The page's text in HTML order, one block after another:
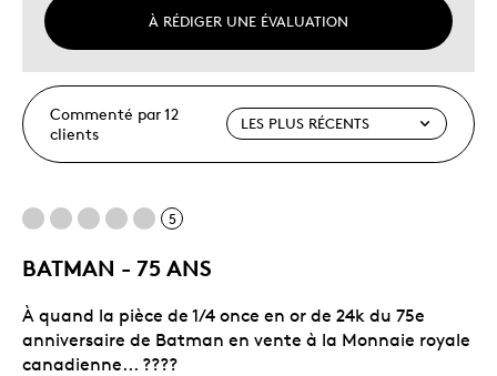
À RÉDIGER UNE ÉVALUATION
Commenté par 12
clients
5
BATMAN - 75 ANS
À quand la pièce de 1/4 once en or de 24k du 75e
anniversaire de Batman en vente à la Monnaie royale
canadienne... ????